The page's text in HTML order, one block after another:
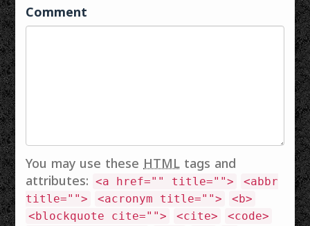
വീണുറങ്ങുന്നൂ..പറയരുതേ..
കുറിച്ചിട്ട
Comment
You may use theseHTML tags and
attributes:
<a href="" title="">
<abbr
title="">
<acronym title="">
<b>
<blockquote cite="">
<cite>
<code>